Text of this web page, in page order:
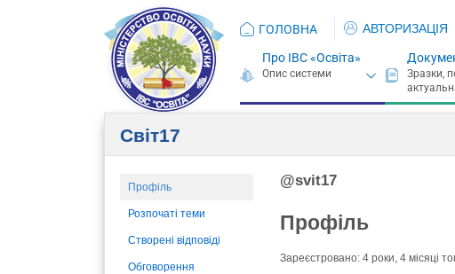
ГОЛОВНА АВТОРИЗАЦІЯ
Про ІВС «Освіта»
Світ17
Профіль
Розпочаті теми
Створені відповіді
Обговорення
@svit17
Профіль
Зареєстровано: 4 роки, 4 місяці